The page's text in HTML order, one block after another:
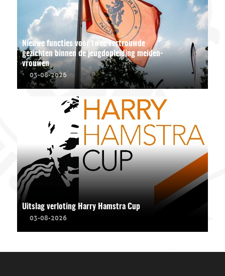
Nieuwe functies voor twee vertrouwde
gezichten binnen de jeugdopleiding meiden-
vrouwen
03-08-2026
Uitslag verloting Harry Hamstra Cup
03-08-2026